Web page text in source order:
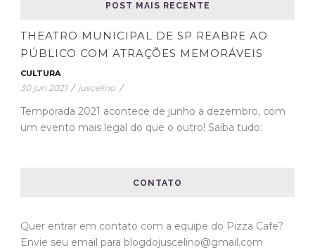
POST MAIS RECENTE
THEATRO MUNICIPAL DE SP REABRE AO
PÚBLICO COM ATRAÇÕES MEMORÁVEIS
CULTURA
30 jun 2021 / juscelino /
Temporada 2021 acontece de junho a dezembro, com
um evento mais legal do que o outro! Saiba tudo:
CONTATO
Quer entrar em contato com a equipe do Pizza Cafe?
Envie seu email para blogdojuscelino@gmail.com